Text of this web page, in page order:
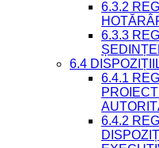
6.3.2
6.3.3
6.4
6.4.1
6.4.2